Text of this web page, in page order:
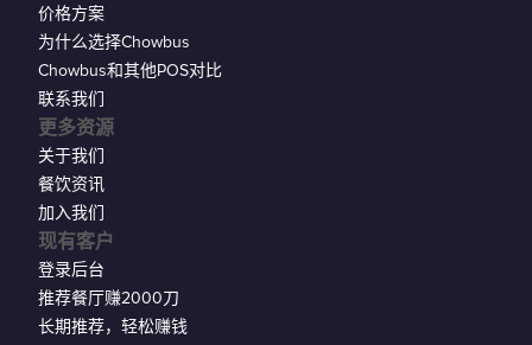
现有客户
登录后台
推荐餐厅赚2000刀
长期推荐，轻松赚钱
价格方案
为什么选择Chowbus
Chowbus和其他POS对比
联系我们
更多资源
关于我们
餐饮资讯
加入我们